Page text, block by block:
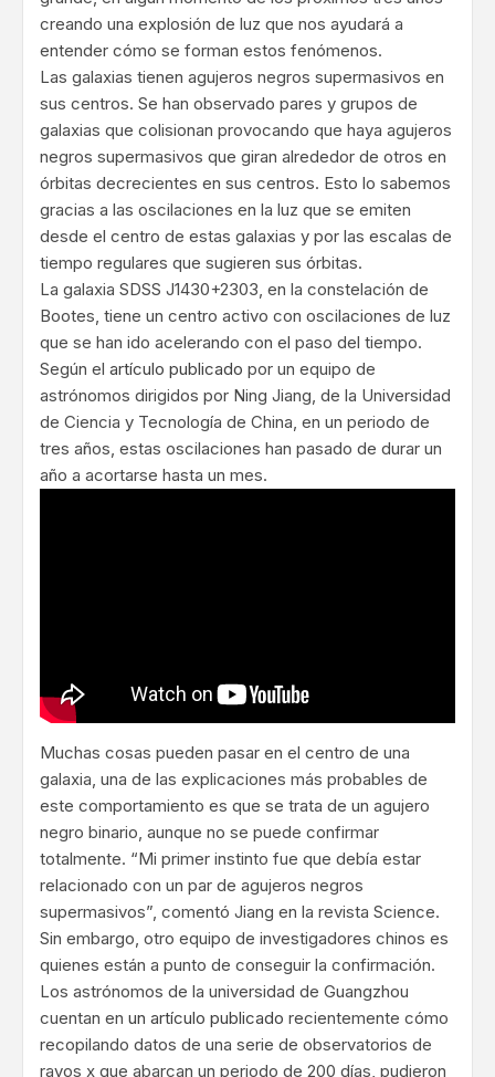
creando una explosión de luz que nos ayudará a
entender cómo se forman estos fenómenos.
Las galaxias tienen agujeros negros supermasivos en
sus centros. Se han observado pares y grupos de
galaxias que colisionan provocando que haya agujeros
negros supermasivos que giran alrededor de otros en
órbitas decrecientes en sus centros. Esto lo sabemos
gracias a las oscilaciones en la luz que se emiten
desde el centro de estas galaxias y por las escalas de
tiempo regulares que sugieren sus órbitas.
La galaxia SDSS J1430+2303, en la constelación de
Bootes, tiene un centro activo con oscilaciones de luz
que se han ido acelerando con el paso del tiempo.
Según el artículo publicado por un equipo de
astrónomos dirigidos por Ning Jiang, de la Universidad
de Ciencia y Tecnología de China, en un periodo de
tres años, estas oscilaciones han pasado de durar un
año a acortarse hasta un mes.
Muchas cosas pueden pasar en el centro de una
galaxia, una de las explicaciones más probables de
este comportamiento es que se trata de un agujero
negro binario, aunque no se puede confirmar
totalmente. “Mi primer instinto fue que debía estar
relacionado con un par de agujeros negros
supermasivos”, comentó Jiang en la revista Science.
Sin embargo, otro equipo de investigadores chinos es
quienes están a punto de conseguir la confirmación.
Los astrónomos de la universidad de Guangzhou
cuentan en un artículo publicado recientemente cómo
recopilando datos de una serie de observatorios de
rayos x que abarcan un periodo de 200 días, pudieron